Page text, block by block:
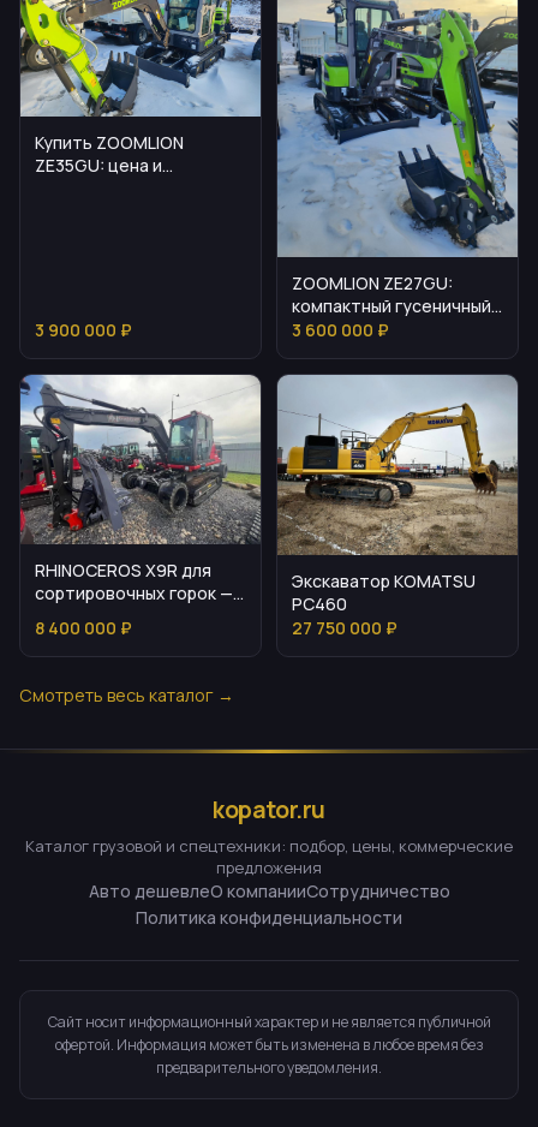
Купить ZOOMLION
ZE35GU: цена и
3 900 000 ₽
ZOOMLION ZE27GU:
компактный гусеничный
экскаватор для узких
3 600 000 ₽
RHINOCEROS X9R для
сортировочных горок —
применение
8 400 000 ₽
Экскаватор KOMATSU
PC460
27 750 000 ₽
Смотреть весь каталог →
kopator.ru
Каталог грузовой и спецтехники: подбор, цены, коммерческие
предложения
Авто дешевлеО компанииСотрудничество
Политика конфиденциальности
Сайт носит информационный характер и не является публичной
офертой. Информация может быть изменена в любое время без
предварительного уведомления.